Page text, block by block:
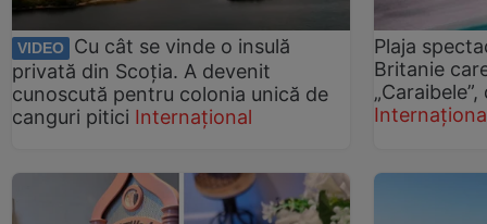
VIDEO
Cu cât se vinde o insulă
privată din Scoția. A devenit
cunoscută pentru colonia unică de
canguri pitici Internațional
Plaja
Britanie